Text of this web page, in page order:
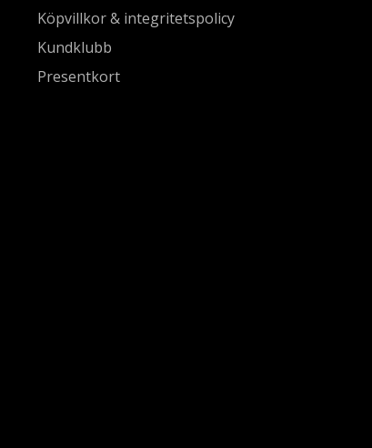
Köpvillkor & integritetspolicy
Kundklubb
Presentkort